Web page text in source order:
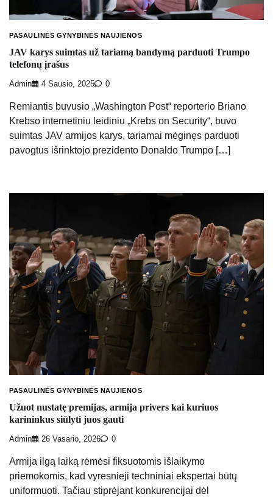
PASAULINĖS GYNYBINĖS NAUJIENOS
JAV karys suimtas už tariamą bandymą parduoti Trumpo
telefonų įrašus
Admin 4 Sausio, 2025 0
Remiantis buvusio „Washington Post“ reporterio Briano
Krebso internetiniu leidiniu „Krebs on Security“, buvo
suimtas JAV armijos karys, tariamai mėginęs parduoti
pavogtus išrinktojo prezidento Donaldo Trumpo […]
PASAULINĖS GYNYBINĖS NAUJIENOS
Užuot nustatę premijas, armija privers kai kuriuos
karininkus siūlyti juos gauti
Admin 26 Vasario, 2026 0
Armija ilgą laiką rėmėsi fiksuotomis išlaikymo
priemokomis, kad vyresnieji techniniai ekspertai būtų
uniformuoti. Tačiau stiprėjant konkurencijai dėl